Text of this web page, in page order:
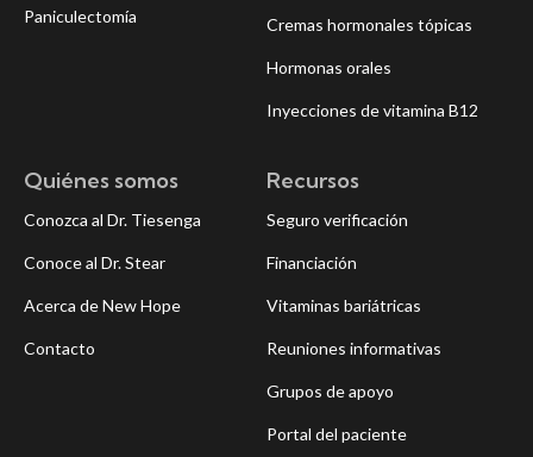
Paniculectomía Cremas hormonales tópicas
Hormonas orales
Inyecciones de vitamina B12
Recursos
Seguro verificación
Financiación
Vitaminas bariátricas
Reuniones informativas
Grupos de apoyo
Portal del paciente
Quiénes somos
Conozca al Dr. Tiesenga
Conoce al Dr. Stear
Acerca de New Hope
Contacto